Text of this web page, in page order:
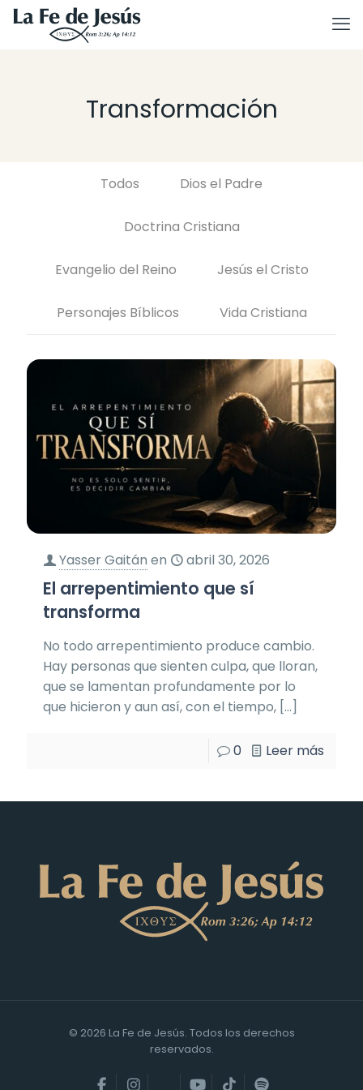
Transformación
Todos Dios el Padre
Doctrina Cristiana
Evangelio del Reino Jesús el Cristo
Personajes Bíblicos Vida Cristiana
Yasser Gaitán en abril 30, 2026
El arrepentimiento que sí
transforma
No todo arrepentimiento produce cambio.
Hay personas que sienten culpa, que lloran,
que se lamentan profundamente por lo
que hicieron y aun así, con el tiempo, […]
0 Leer más
© 2026 La Fe de Jesús. Todos los derechos
reservados.